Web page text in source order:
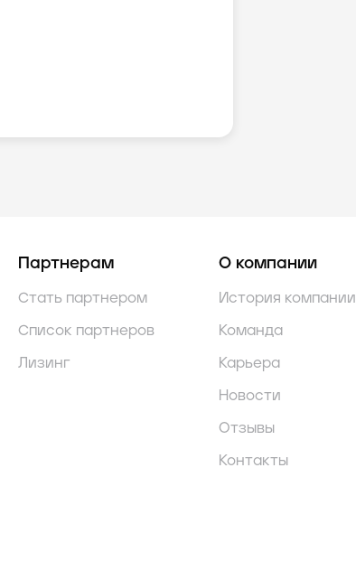
Партнерам
Стать партнером
Список партнеров
Лизинг
О компании
История компании
Команда
Карьера
Новости
Отзывы
Контакты